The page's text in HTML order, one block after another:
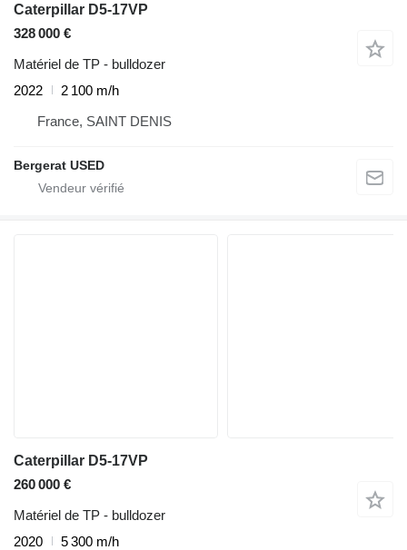
Caterpillar D5-17VP
328 000 €
Matériel de TP - bulldozer
2022
2 100 m/h
France, SAINT DENIS
Bergerat USED
Caterpillar D5-17VP
260 000 €
Matériel de TP - bulldozer
2020
5 300 m/h